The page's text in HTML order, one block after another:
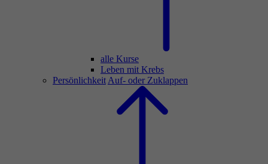
alle Kurse
Leben mit Krebs
Persönlichkeit Auf- oder Zuklappen